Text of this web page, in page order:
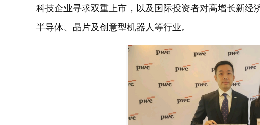
科技企业寻求双重上市，以及国际投资者对高增长新经
半导体、晶片及创意型机器人等行业。